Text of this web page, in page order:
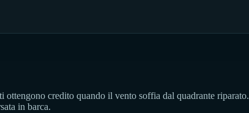
credito quando il vento soffia dal quadrante riparato.
in barca.